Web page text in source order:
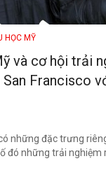
HỌC MỸ
và cơ hội trải
Francisco
những đặc trưng
đó những trải nghiệm